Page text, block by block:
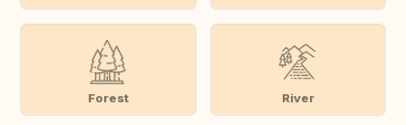
Forest River